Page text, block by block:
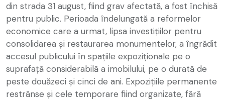
din strada 31 august, fiind grav afectată, a fost închisă
pentru public. Perioada îndelungată a reformelor
economice care a urmat, lipsa investițiilor pentru
consolidarea și restaurarea monumentelor, a îngrădit
accesul publicului în spațiile expoziționale pe o
suprafață considerabilă a imobilului, pe o durată de
peste douăzeci și cinci de ani. Expozițiile permanente
restrânse și cele temporare fiind organizate, fără